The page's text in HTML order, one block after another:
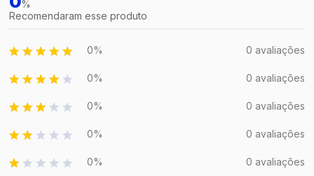
%
Recomendaram esse produto
0% 0 avaliações
0% 0 avaliações
0% 0 avaliações
0% 0 avaliações
0% 0 avaliações